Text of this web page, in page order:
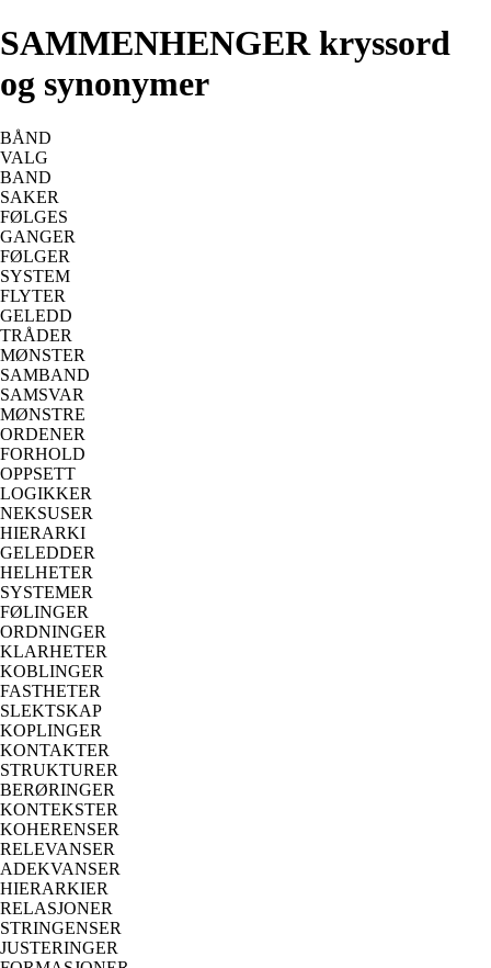
SAMMENHENGER kryssord
og synonymer
BÅND
VALG
BAND
SAKER
FØLGES
GANGER
FØLGER
SYSTEM
FLYTER
GELEDD
TRÅDER
MØNSTER
SAMBAND
SAMSVAR
MØNSTRE
ORDENER
FORHOLD
OPPSETT
LOGIKKER
NEKSUSER
HIERARKI
GELEDDER
HELHETER
SYSTEMER
FØLINGER
ORDNINGER
KLARHETER
KOBLINGER
FASTHETER
SLEKTSKAP
KOPLINGER
KONTAKTER
STRUKTURER
BERØRINGER
KONTEKSTER
KOHERENSER
RELEVANSER
ADEKVANSER
HIERARKIER
RELASJONER
STRINGENSER
JUSTERINGER